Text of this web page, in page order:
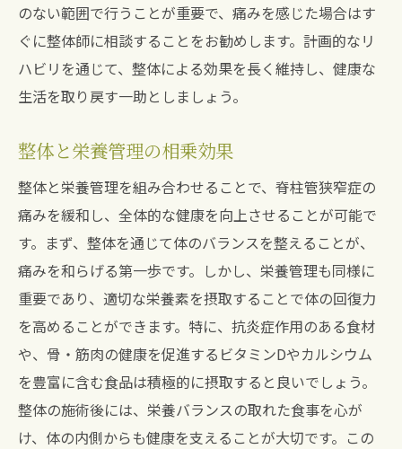
のない範囲で行うことが重要で、痛みを感じた場合はす
ぐに整体師に相談することをお勧めします。計画的なリ
ハビリを通じて、整体による効果を長く維持し、健康な
生活を取り戻す一助としましょう。
整体と栄養管理の相乗効果
整体と栄養管理を組み合わせることで、脊柱管狭窄症の
痛みを緩和し、全体的な健康を向上させることが可能で
す。まず、整体を通じて体のバランスを整えることが、
痛みを和らげる第一歩です。しかし、栄養管理も同様に
重要であり、適切な栄養素を摂取することで体の回復力
を高めることができます。特に、抗炎症作用のある食材
や、骨・筋肉の健康を促進するビタミンDやカルシウム
を豊富に含む食品は積極的に摂取すると良いでしょう。
整体の施術後には、栄養バランスの取れた食事を心が
け、体の内側からも健康を支えることが大切です。この